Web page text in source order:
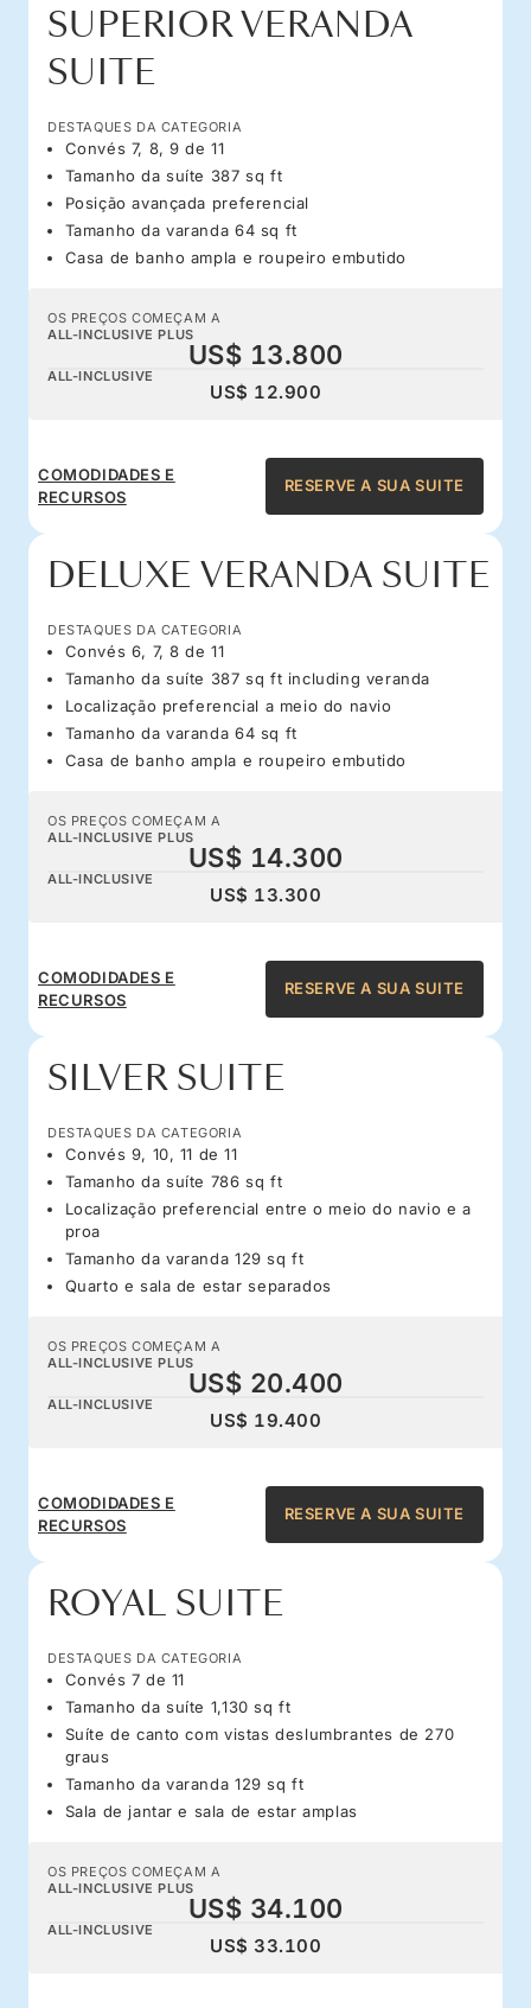
SUPERIOR VERANDA
SUITE
DESTAQUES DA CATEGORIA
Convés 7, 8, 9 de 11
Tamanho da suíte 387 sq ft
Posição avançada preferencial
Tamanho da varanda 64 sq ft
Casa de banho ampla e roupeiro embutido
OS PREÇOS COMEÇAM A
ALL-INCLUSIVE PLUS
US$ 13.800
ALL-INCLUSIVE
US$ 12.900
COMODIDADES E
RECURSOS
RESERVE A SUA SUITE
DELUXE VERANDA SUITE
DESTAQUES DA CATEGORIA
Convés 6, 7, 8 de 11
Tamanho da suíte 387 sq ft including veranda
Localização preferencial a meio do navio
Tamanho da varanda 64 sq ft
Casa de banho ampla e roupeiro embutido
OS PREÇOS COMEÇAM A
ALL-INCLUSIVE PLUS
US$ 14.300
ALL-INCLUSIVE
US$ 13.300
COMODIDADES E
RECURSOS
RESERVE A SUA SUITE
SILVER SUITE
DESTAQUES DA CATEGORIA
Convés 9, 10, 11 de 11
Tamanho da suíte 786 sq ft
Localização preferencial entre o meio do navio e a
proa
Tamanho da varanda 129 sq ft
Quarto e sala de estar separados
OS PREÇOS COMEÇAM A
ALL-INCLUSIVE PLUS
US$ 20.400
ALL-INCLUSIVE
US$ 19.400
COMODIDADES E
RECURSOS
RESERVE A SUA SUITE
ROYAL SUITE
DESTAQUES DA CATEGORIA
Convés 7 de 11
Tamanho da suíte 1,130 sq ft
Suíte de canto com vistas deslumbrantes de 270
graus
Tamanho da varanda 129 sq ft
Sala de jantar e sala de estar amplas
OS PREÇOS COMEÇAM A
ALL-INCLUSIVE PLUS
US$ 34.100
ALL-INCLUSIVE
US$ 33.100